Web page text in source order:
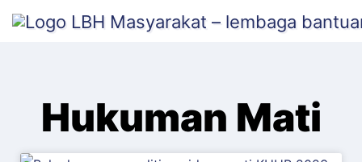
content
Hukuman Mati